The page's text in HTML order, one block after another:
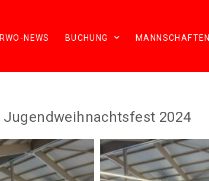
RWO-NEWS BUCHUNG MANNSCHAFTEN
Jugendweihnachtsfest 2024